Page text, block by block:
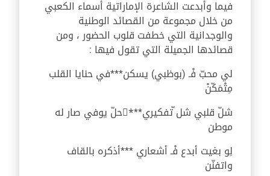
فيما وأبدعت الشاعرة الإماراتية أسماء الكعبي
من خلال مجموعة من القصائد الوطنية
والوجدانية التي خطفت قلوب الحضور ، ومن
قصائدها الجميلة التي تقول فيها :
لي محبّ فْـ (بوظبي) يسكن***في حنايا القلب
مِتْمَكّنْ
شلّ قلبي شل ّتفكيري***ِحلّ يوفي صار له
موطن
لِو بغيت أبدع فْـ أشعاري ***أذكره بالقاف
واتفنّن